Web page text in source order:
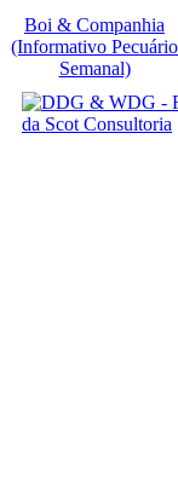
Boi & Companhia
(Informativo Pecuário
Semanal)